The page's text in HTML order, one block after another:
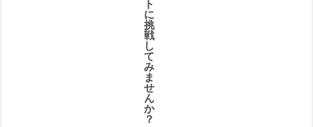
ト
に
挑
戦
し
て
み
ま
せ
ん
か
？